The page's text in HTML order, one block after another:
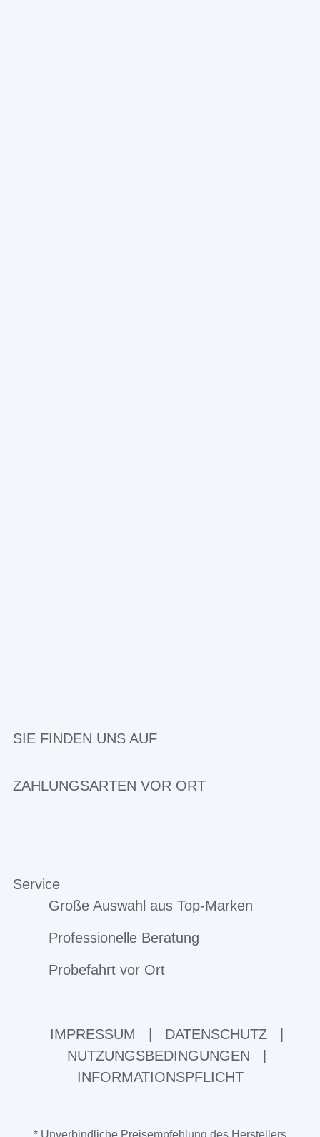
SIE FINDEN UNS AUF
ZAHLUNGSARTEN VOR ORT
Service
Große Auswahl aus Top-Marken
Professionelle Beratung
Probefahrt vor Ort
IMPRESSUM DATENSCHUTZ
NUTZUNGSBEDINGUNGEN
INFORMATIONSPFLICHT
* Unverbindliche Preisempfehlung des Herstellers